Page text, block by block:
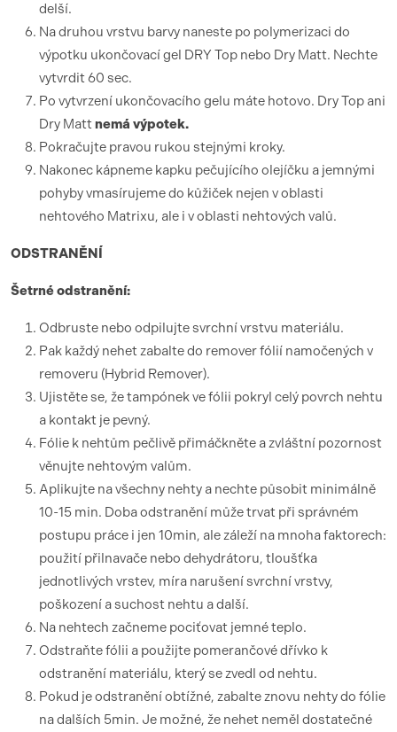
delší.
Na druhou vrstvu barvy naneste po polymerizaci do
výpotku ukončovací gel DRY Top nebo Dry Matt. Nechte
vytvrdit 60 sec.
Po vytvrzení ukončovacího gelu máte hotovo. Dry Top ani
Dry Mattnemá výpotek.
Pokračujte pravou rukou stejnými kroky.
Nakonec kápneme kapku pečujícího olejíčku a jemnými
pohyby vmasírujeme do kůžiček nejen v oblasti
nehtového Matrixu, ale i v oblasti nehtových valů.
ODSTRANĚNÍ
Šetrné odstranění:
Odbruste nebo odpilujte svrchní vrstvu materiálu.
Pak každý nehet zabalte do remover fólií namočených v
removeru (Hybrid Remover).
Ujistěte se, že tampónek ve fólii pokryl celý povrch nehtu
a kontakt je pevný.
Fólie k nehtům pečlivě přimáčkněte a zvláštní pozornost
věnujte nehtovým valům.
Aplikujte na všechny nehty a nechte působit minimálně
10-15 min. Doba odstranění může trvat při správném
postupu práce i jen 10min, ale záleží na mnoha faktorech:
použití přilnavače nebo dehydrátoru, tloušťka
jednotlivých vrstev, míra narušení svrchní vrstvy,
poškození a suchost nehtu a další.
Na nehtech začneme pociťovat jemné teplo.
Odstraňte fólii a použijte pomerančové dřívko k
odstranění materiálu, který se zvedl od nehtu.
Pokud je odstranění obtížné, zabalte znovu nehty do fólie
na dalších 5min. Je možné, že nehet neměl dostatečné